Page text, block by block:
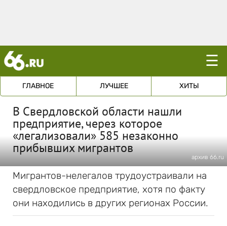
☰
ГЛАВНОЕ ЛУЧШЕЕ ХИТЫ
В Свердловской области нашли
предприятие, через которое
«легализовали» 585 незаконно
прибывших мигрантов
архив 66.ru
Мигрантов-нелегалов трудоустраивали на
свердловское предприятие, хотя по факту
они находились в других регионах России.